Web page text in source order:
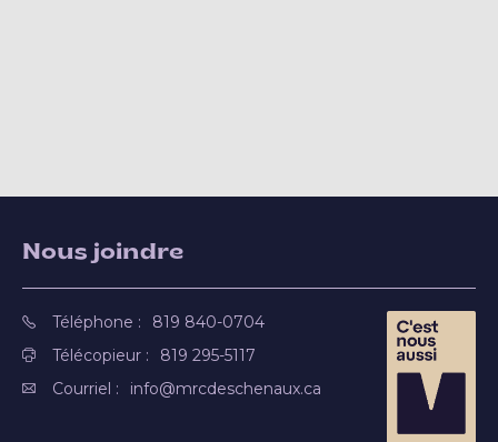
Nous joindre
Téléphone :
819 840-0704
Télécopieur :
819 295-5117
Courriel :
info@mrcdeschenaux.ca